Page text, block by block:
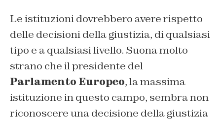
Le istituzioni dovrebbero avere rispetto
delle decisioni della giustizia, di qualsiasi
tipo e a qualsiasi livello. Suona molto
strano che il presidente del
Parlamento Europeo, la massima
istituzione in questo campo, sembra non
riconoscere una decisione della giustizia